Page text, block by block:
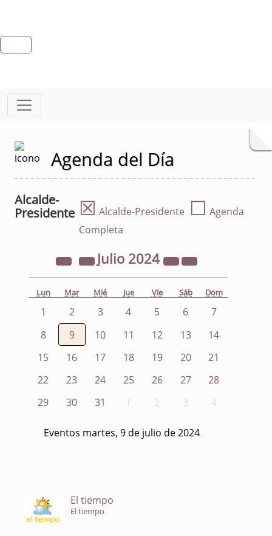
Agenda del Día
Alcalde-
Presidente ☒ Alcalde-Presidente ☐ Agenda
Completa
Julio 2024
Lun Mar Mié Jue Vie Sáb Dom
1 2 3 4 5 6
7
8
9 10 11 12 13
14
15
16 17 18 19 20
21
22
23 24 25 26 27
28
29
30 31 1 2 3 4
Eventos martes, 9 de julio de 2024
El tiempo
El tiempo